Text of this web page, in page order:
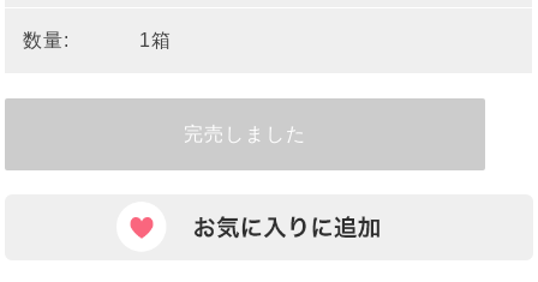
数量: 1箱
完売しました